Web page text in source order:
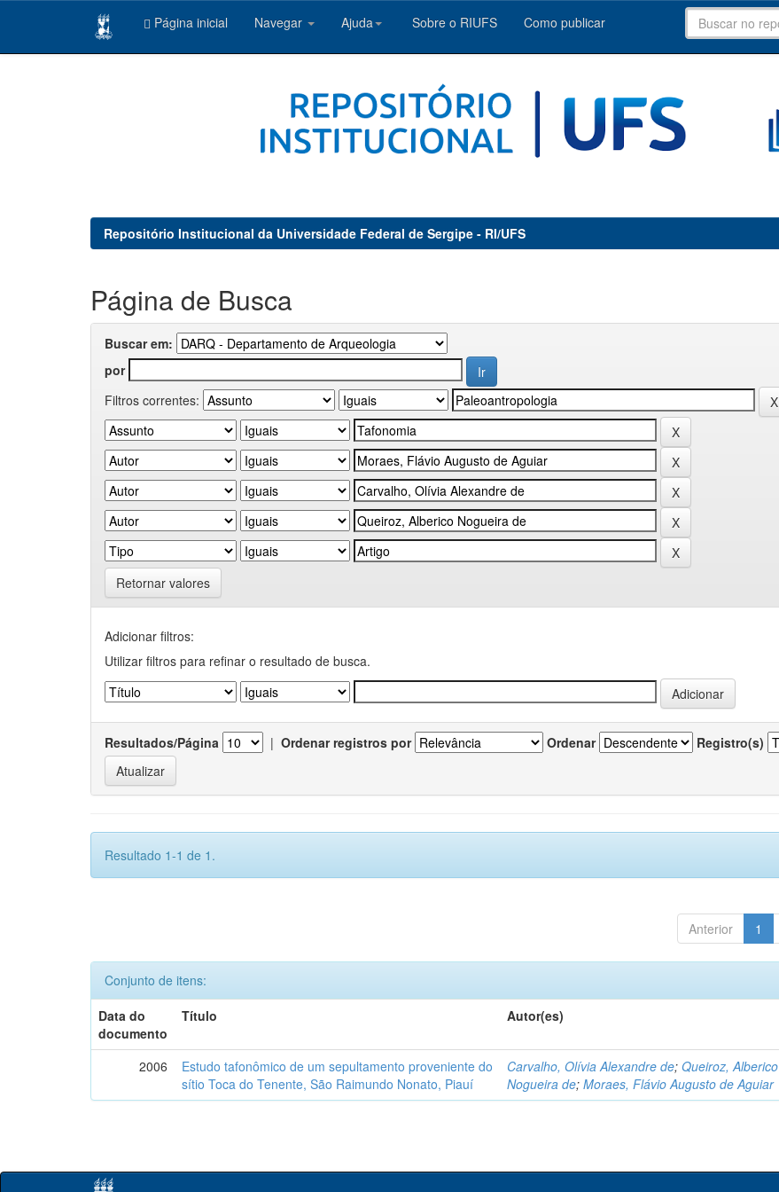
Página inicial Navegar Ajuda Sobre o RIUFS Como publicar
Repositório Institucional da Universidade Federal de Sergipe - RI/UFS
Página de Busca
Buscar em:
por
Filtros correntes:
Retornar valores
Adicionar filtros:
Utilizar filtros para refinar o resultado de busca.
Resultados/Página | Ordenar registros por Ordenar Registro(s)
Resultado 1-1 de 1.
Anterior 1
Conjunto de itens:
Data do
documento
Título Autor(es)
2006
Estudo tafonômico de um sepultamento proveniente do
sítio Toca do Tenente, São Raimundo Nonato, Piauí
Carvalho, Olívia Alexandre de;Queiroz, Alberico
Nogueira de;Moraes, Flávio Augusto de Aguiar